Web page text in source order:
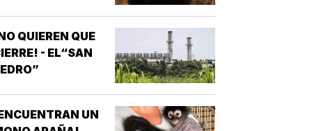
QUIEREN QUE
- EL“SAN
UN